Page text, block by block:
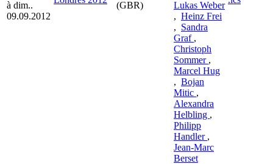
à dim..
09.09.2012
(GBR)
Lukas Weber
, Heinz Frei
, Sandra
Graf ,
Christoph
Sommer ,
Marcel Hug
, Bojan
Mitic ,
Alexandra
Helbling ,
Philipp
Handler ,
Jean-Marc
Berset